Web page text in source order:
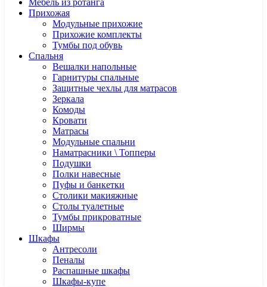
Мебель из ротанга
Прихожая
Модульные прихожие
Прихожие комплекты
Тумбы под обувь
Спальня
Вешалки напольные
Гарнитуры спальные
Защитные чехлы для матрасов
Зеркала
Комоды
Кровати
Матрасы
Модульные спальни
Наматрасники \ Топперы
Подушки
Полки навесные
Пуфы и банкетки
Столики макияжные
Столы туалетные
Тумбы прикроватные
Ширмы
Шкафы
Антресоли
Пеналы
Распашные шкафы
Шкафы-купе